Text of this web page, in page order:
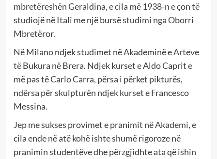
mbretëreshën Geraldina, e cila më 1938-n e çon të
studiojë në Itali me një bursë studimi nga Oborri
Mbretëror.
Në Milano ndjek studimet në Akademinë e Arteve
të Bukura në Brera. Ndjek kurset e Aldo Caprit e
më pas të Carlo Carra, përsa i përket pikturës,
ndërsa për skulpturën ndjek kurset e Francesco
Messina.
Jep me sukses provimet e pranimit në Akademi, e
cila ende në atë kohë ishte shumë rigoroze në
pranimin studentëve dhe përzgjidhte ata që ishin